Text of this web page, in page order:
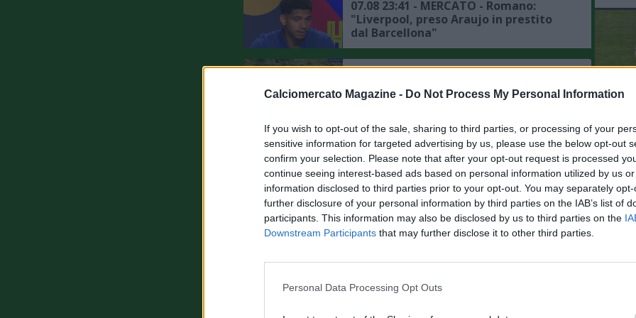
Calciomercato Magazine - Do Not Process My Personal Information
If you wish to opt-out of the sale, sharing to third parties, or processing of your
sensitive information for targeted advertising by us, please use the below opt-out
confirm your selection. Please note that after your opt-out request is processed
continue seeing interest-based ads based on personal information utilized by us
information disclosed to third parties prior to your opt-out. You may separately
further disclosure of your personal information by third parties on the IAB’s list of
participants. This information may also be disclosed by us to third parties on the
Downstream Participants that may further disclose it to other third parties.
Personal Data Processing Opt Outs
07.08 23:41 - MERCATO - Romano:
"Liverpool, preso Araujo in prestito
dal Barcellona"
07.08 22:42 - MERCATO - Romano su
Anguissa: "Il Napoli non è in ansia, ma
il rinnovo è una vicenda da seguire"
07.08 22:19 - MERCATO - Romano:
"Gabriel Jesus stuzzicato dal Napoli, il
suo agente parlerà con Manna"
07.08 15:54 - DAZN - Giacometti:
"L'Ajax sta accelerando per Noa Lang,
il calciatore che può sbloccare il
Gabriel Jesus e Allegri sono seguiti
del